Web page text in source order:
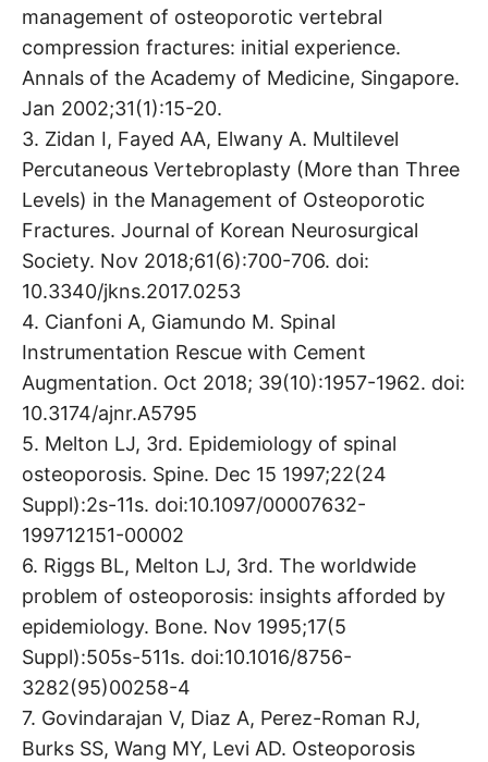
management of osteoporotic vertebral
compression fractures: initial experience.
Annals of the Academy of Medicine, Singapore.
Jan 2002;31(1):15-20.
3. Zidan I, Fayed AA, Elwany A. Multilevel
Percutaneous Vertebroplasty (More than Three
Levels) in the Management of Osteoporotic
Fractures. Journal of Korean Neurosurgical
Society. Nov 2018;61(6):700-706. doi:
10.3340/jkns.2017.0253
4. Cianfoni A, Giamundo M. Spinal
Instrumentation Rescue with Cement
Augmentation. Oct 2018; 39(10):1957-1962. doi:
10.3174/ajnr.A5795
5. Melton LJ, 3rd. Epidemiology of spinal
osteoporosis. Spine. Dec 15 1997;22(24
Suppl):2s-11s. doi:10.1097/00007632-
199712151-00002
6. Riggs BL, Melton LJ, 3rd. The worldwide
problem of osteoporosis: insights afforded by
epidemiology. Bone. Nov 1995;17(5
Suppl):505s-511s. doi:10.1016/8756-
3282(95)00258-4
7. Govindarajan V, Diaz A, Perez-Roman RJ,
Burks SS, Wang MY, Levi AD. Osteoporosis